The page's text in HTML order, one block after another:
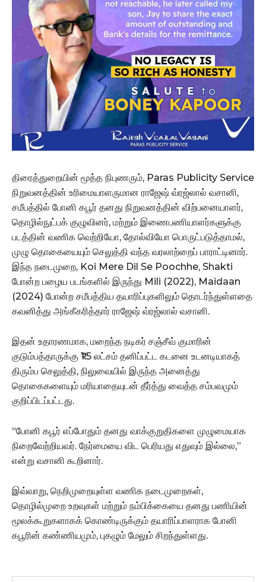
திரைத்துறையின் மூத்த நிபுணரும், Paras Publicity Service
நிறுவனத்தின் உரிமையாளருமான ராஜேஷ் வ்ரஜ்லால் வசானி,
சமீபத்தில் போனி கபூர் தனது நிறுவனத்தின் விற்பனையாளர்,
தொழில்நுட்பக் குழுவினர், மற்றும் இணைபணியாளர்களுக்கு
படத்தின் வணிக வெற்றியோ, தோல்வியோ பொருட்படுத்தாமல்,
முழு தொகையையும் செலுத்தி வந்த வரலாற்றைப் பாராட்டினார்.
இந்த நடைமுறை, Koi Mere Dil Se Poochhe, Shakti
போன்ற பழைய படங்களில் இருந்து Mili (2022), Maidaan
(2024) போன்ற சமீபத்திய தயாரிப்புகளிலும் தொடர்ந்துள்ளதை
கவனித்து அங்கீகரித்தார் ராஜேஷ் வ்ரஜ்லால் வசானி.
இதன் உதாரணமாக, மறைந்த நடிகர் சஞ்சீவ் குமாரின்
குடும்பத்தாருக்கு ₹1.5 லட்சம் தனிப்பட்ட கடனை உடனடியாகத்
திரும்ப செலுத்தி, நிலுவையில் இருந்த அனைத்து
தொகைகளையும் மரியாதையுடன் தீர்த்து வைத்த சம்பவமும்
குறிப்பிடப்பட்டது.
“போனி கபூர் எப்போதும் தனது வாக்குறுதிகளை முழுமையாக
நிறைவேற்றியவர். நேர்மையை விட பெரியது எதுவும் இல்லை,”
என்று வசானி கூறினார்.
இவ்வாறு, நெறிமுறையுள்ள வணிக நடைமுறைகள்,
தொழில்முறை உறவுகள் மற்றும் நம்பிக்கையை தனது பணியின்
மூலக்கூறுகளாகக் கொண்டிருக்கும் தயாரிப்பாளராக போனி
கபூரின் கண்ணியமும், புகழும் மேலும் சிறந்துள்ளது.